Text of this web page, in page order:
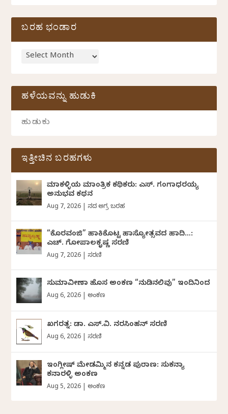
ಬರಹ ಭಂಡಾರ
ಹಳೆಯವನ್ನು ಹುಡುಕಿ
ಇತ್ತೀಚಿನ ಬರಹಗಳು
ಮಾಕಳ್ಳಿಯ ಮಾಂತ್ರಿಕ ಕಥಿಕರು: ಎಸ್. ಗಂಗಾಧರಯ್ಯ
ಅನುಭವ ಕಥನ
Aug 7, 2026 ದಿನದ ಅಗ್ರ ಬರಹ
“ಕೊರವಂಜಿ” ಹಾಕಿಕೊಟ್ಟ ಹಾಸ್ಯೋತ್ಸವದ ಹಾದಿ…:
ಎಚ್. ಗೋಪಾಲಕೃಷ್ಣ ಸರಣಿ
Aug 7, 2026 ಸರಣಿ
ಸುಮಾವೀಣಾ ಹೊಸ ಅಂಕಣ “ನುಡಿನಲಿವು” ಇಂದಿನಿಂದ
Aug 6, 2026 ಅಂಕಣ
ಖಗರತ್ನ: ಡಾ. ಎಸ್.ವಿ. ನರಸಿಂಹನ್‌‌ ಸರಣಿ
Aug 6, 2026 ಸರಣಿ
ಇಂಗ್ಲೀಷ್ ಮೇಡಮ್ಮಿನ ಕನ್ನಡ ಪುರಾಣ: ಸುಕನ್ಯಾ
ಕನಾರಳ್ಳಿ ಅಂಕಣ
Aug 5, 2026 ಅಂಕಣ